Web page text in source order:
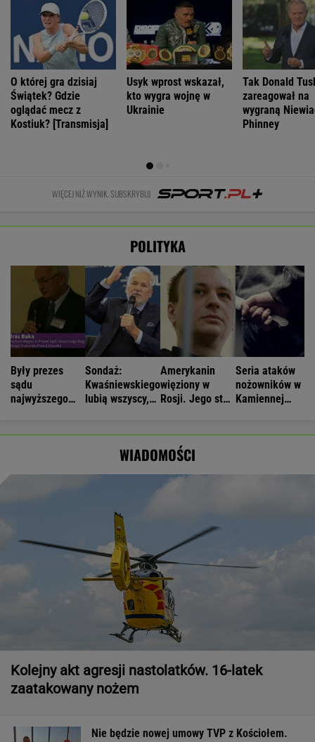
O której gra dzisiaj
Świątek? Gdzie
oglądać mecz z
Kostiuk? [Transmisja]
Usyk wprost wskazał,
kto wygra wojnę w
Ukrainie
Tak Donald
zareagował na
wygraną
Phinney
WIĘCEJ NIŻ WYNIK. SUBSKRYBUJ
POLITYKA
Były prezes
sądu
najwyższego
Sondaż:
Kwaśniewskiego
lubią wszyscy,
Amerykanin
więziony w
Rosji. Jego stan
Seria ataków
nożowników w
Kamiennej
WIADOMOŚCI
Kolejny akt agresji nastolatków. 16-latek
zaatakowany nożem
Nie będzie nowej umowy TVP z Kościołem.